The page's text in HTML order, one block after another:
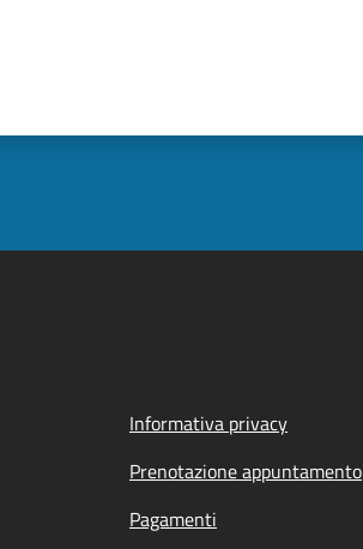
Informativa privacy
Prenotazione appuntamento
Pagamenti